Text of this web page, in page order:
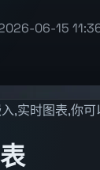
06-15
,实时图表,你